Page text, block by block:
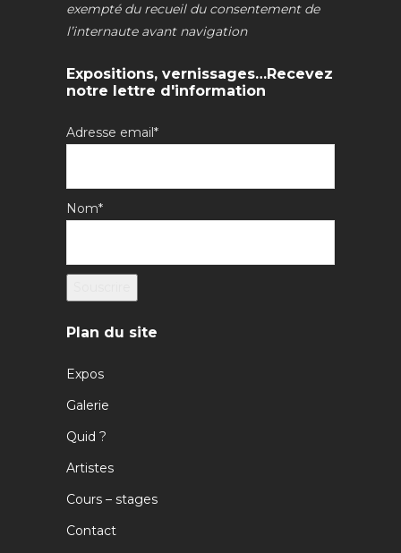
exempté du recueil du consentement de
l’internaute avant navigation
Expositions, vernissages…Recevez
notre lettre d'information
Adresse email*
Nom*
Plan du site
Expos
Galerie
Quid ?
Artistes
Cours – stages
Contact